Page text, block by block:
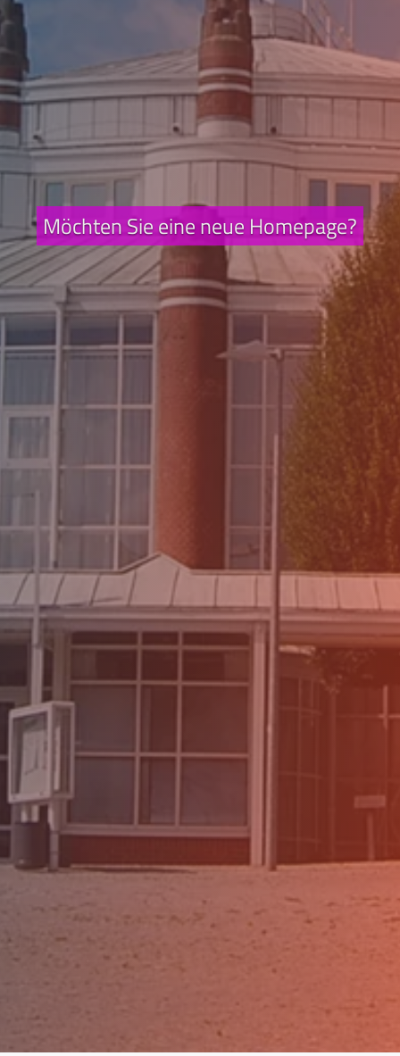
Möchten Sie eine neue Homepage?